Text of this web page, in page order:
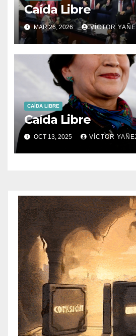
Caída Libre
MAR 26, 2026 VÍCTOR
CAÍDA LIBRE
Caída Libre
OCT 13, 2025 VÍCTOR